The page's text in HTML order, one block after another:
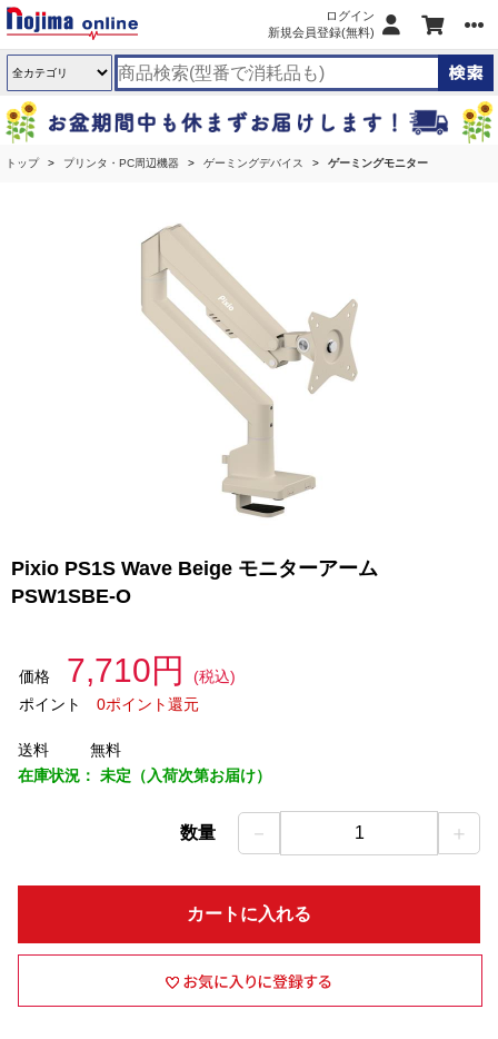
ログイン
新規会員登録(無料)
トップ プリンタ・PC周辺機器 ゲーミングデバイス ゲーミングモニター
Pixio PS1S Wave Beige モニターアーム
PSW1SBE-O
価格 7,710円
(税込)
ポイント
0ポイント還元
送料
無料
在庫状況： 未定（入荷次第お届け）
数量 － 1 ＋
カートに入れる